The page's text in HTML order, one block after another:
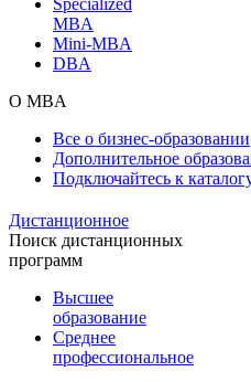
MBA
Mini-MBA
DBA
О MBA
Все о бизнес-образовании
Дополнительное
Подключайтесь к
Дистанционное
Поиск дистанционных
программ
Высшее
образование
Среднее
профессиональное